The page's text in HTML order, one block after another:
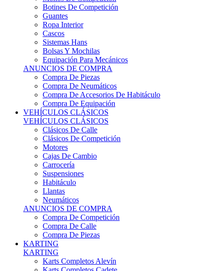
Guantes
Ropa Interior
Cascos
Sistemas Hans
Bolsas Y Mochilas
Equipación Para Mecánicos
ANUNCIOS DE COMPRA
Compra De Piezas
Compra De Neumáticos
Compra De Accesorios De Habitáculo
Compra De Equipación
VEHÍCULOS CLÁSICOS
VEHÍCULOS CLÁSICOS
Clásicos De Calle
Clásicos De Competición
Motores
Cajas De Cambio
Carrocería
Suspensiones
Habitáculo
Llantas
Neumáticos
ANUNCIOS DE COMPRA
Compra De Competición
Compra De Calle
Compra De Piezas
KARTING
KARTING
Karts Completos Alevín
Karts Completos Cadete
Karts Completos Junior